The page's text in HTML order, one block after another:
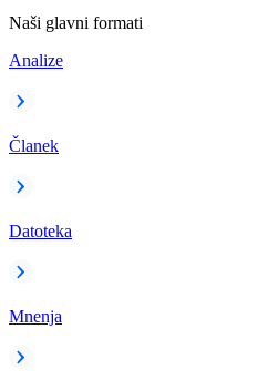
Naši glavni formati
Analize
Članek
Datoteka
Mnenja